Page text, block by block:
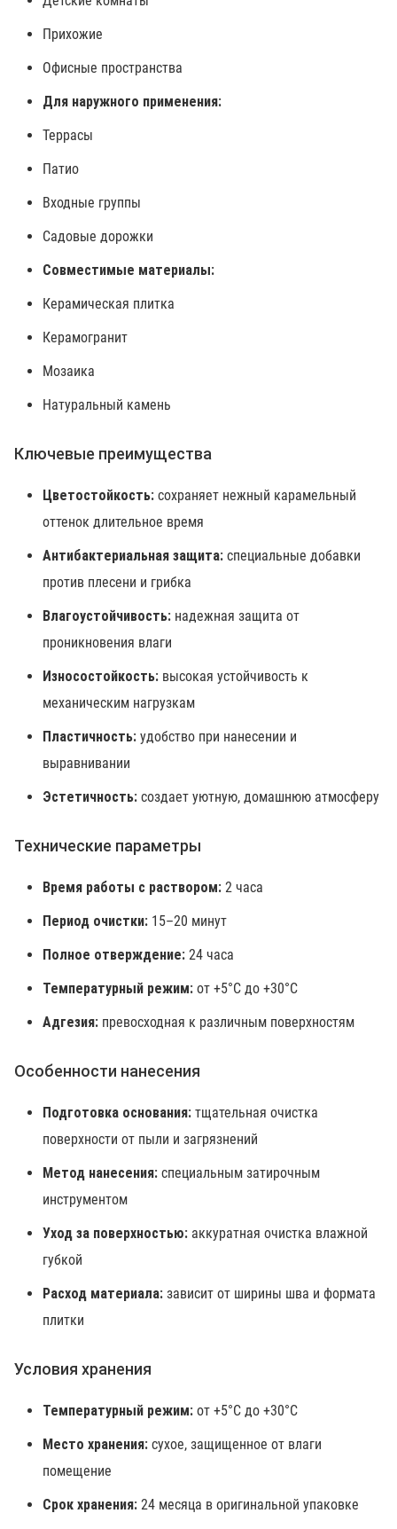
Прихожие
Офисные пространства
Для наружного применения:
Террасы
Патио
Входные группы
Садовые дорожки
Совместимые материалы:
Керамическая плитка
Керамогранит
Мозаика
Натуральный камень
Ключевые преимущества
Цветостойкость: сохраняет нежный карамельный
оттенок длительное время
Антибактериальная защита: специальные добавки
против плесени и грибка
Влагоустойчивость: надежная защита от
проникновения влаги
Износостойкость: высокая устойчивость к
механическим нагрузкам
Пластичность: удобство при нанесении и
выравнивании
Эстетичность: создает уютную, домашнюю атмосферу
Технические параметры
Время работы с раствором: 2 часа
Период очистки: 15–20 минут
Полное отверждение: 24 часа
Температурный режим: от +5°C до +30°C
Адгезия: превосходная к различным поверхностям
Особенности нанесения
Подготовка основания: тщательная очистка
поверхности от пыли и загрязнений
Метод нанесения: специальным затирочным
инструментом
Уход за поверхностью: аккуратная очистка влажной
губкой
Расход материала: зависит от ширины шва и формата
плитки
Условия хранения
Температурный режим: от +5°C до +30°C
Место хранения: сухое, защищенное от влаги
помещение
Срок хранения: 24 месяца в оригинальной упаковке